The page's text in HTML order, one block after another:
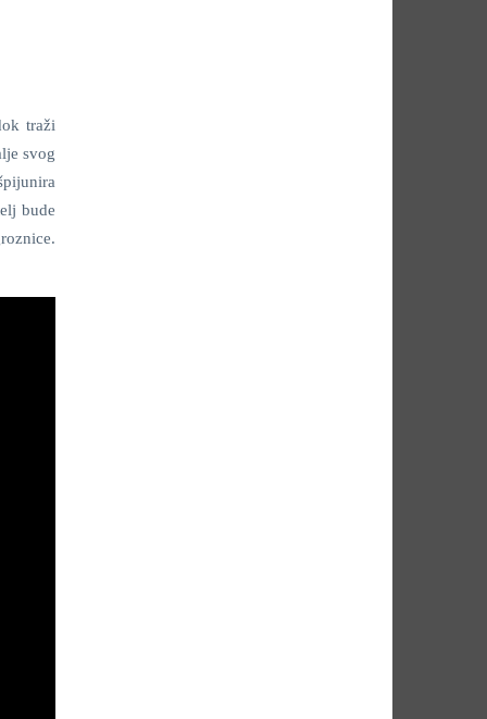
traži
svog
bude